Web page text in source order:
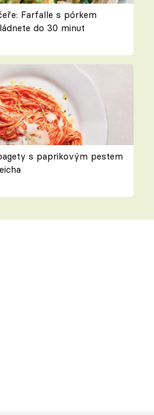
Farfalle s pórkem
do 30 minut
s paprikovým pestem